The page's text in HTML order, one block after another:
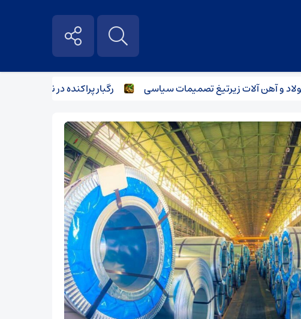
آلات زیر‌تیغ تصمیمات سیاسی رگبار پراکنده در نیمه شمالی استان